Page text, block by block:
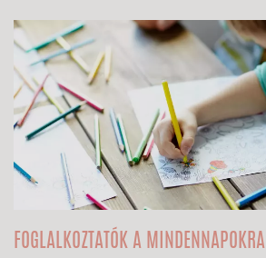
FOGLALKOZTATÓK A MINDENNAPOKRA